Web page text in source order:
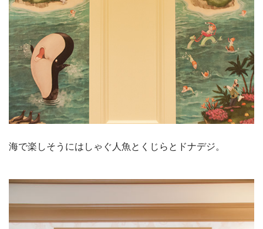
海で楽しそうにはしゃぐ人魚とくじらとドナデジ。